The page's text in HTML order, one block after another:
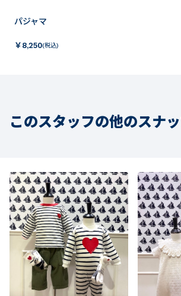
パジャマ
￥ 8,250(税込)
このスタッフの他のスナ